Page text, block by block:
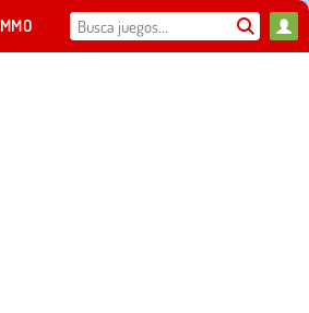
MMO